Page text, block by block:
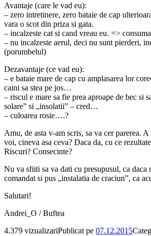
Avantaje (care le vad eu):
– zero intretinere, zero bataie de cap
vara o scot din priza si gata.
– incalzeste cat si cand vreau eu. =>
– nu incalzeste aerul, deci nu sunt pierderi,
(porumbelul)
Dezavantaje (ce vad eu):
– e bataie mare de cap cu amplasarea lor
caini sa stea pe jos…
– riscul e mare sa fie prea aproape de bec si
solare” si „insolatii” – cred…
– culoarea rosie….?
Amu, de asta v-am scris, sa va cer parerea.
voi, cineva asa ceva? Daca da, cu ce
Riscuri? Consecinte?
Nu va sfiiti sa va dati cu presupusul, ca daca
comandat si pus „instalatia de craciun”, ca
Salutari!
Andrei_O / Buftea
4.379 vizualizariPublicat pe 07.12.2015